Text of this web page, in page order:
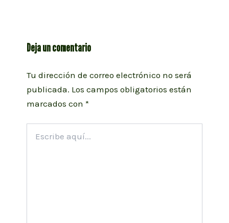
Deja un comentario
Tu dirección de correo electrónico no será
publicada. Los campos obligatorios están
marcados con *
aquí...